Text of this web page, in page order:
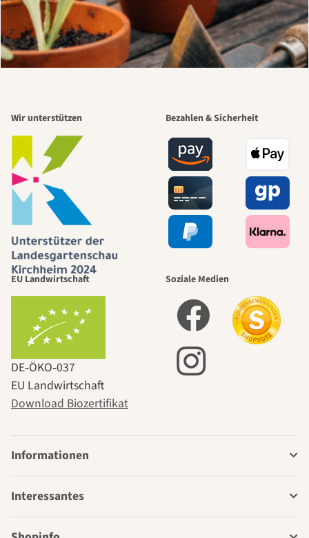
Wir unterstützen Bezahlen & Sicherheit
EU Landwirtschaft
DE‑ÖKO‑037
EU Landwirtschaft
Download Biozertifikat
Soziale Medien
Informationen
Interessantes